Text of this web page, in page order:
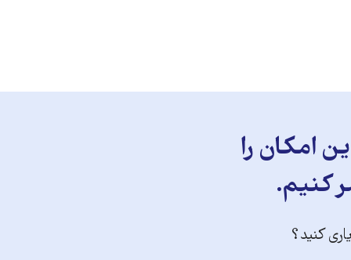
امکان را
کنیم.
کنید؟